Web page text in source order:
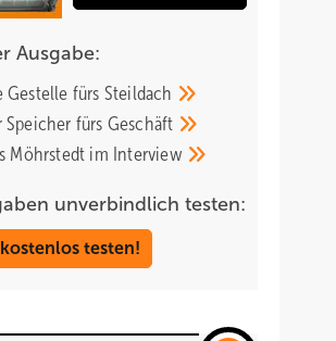
Ausgabe:
Gestelle fürs Steildach
Speicher fürs Geschäft
Möhrstedt im Interview
unverbindlich testen:
testen!